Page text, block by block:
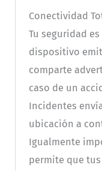
Conectividad
Tu seguridad
dispositivo
comparte
caso de un
Incidentes
ubicación a
Igualmente
permite que